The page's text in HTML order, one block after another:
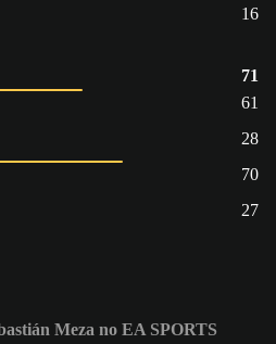
16
71
61
28
70
27
Meza no EA SPORTS